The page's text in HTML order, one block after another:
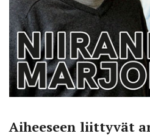
Aiheeseen liittyvät